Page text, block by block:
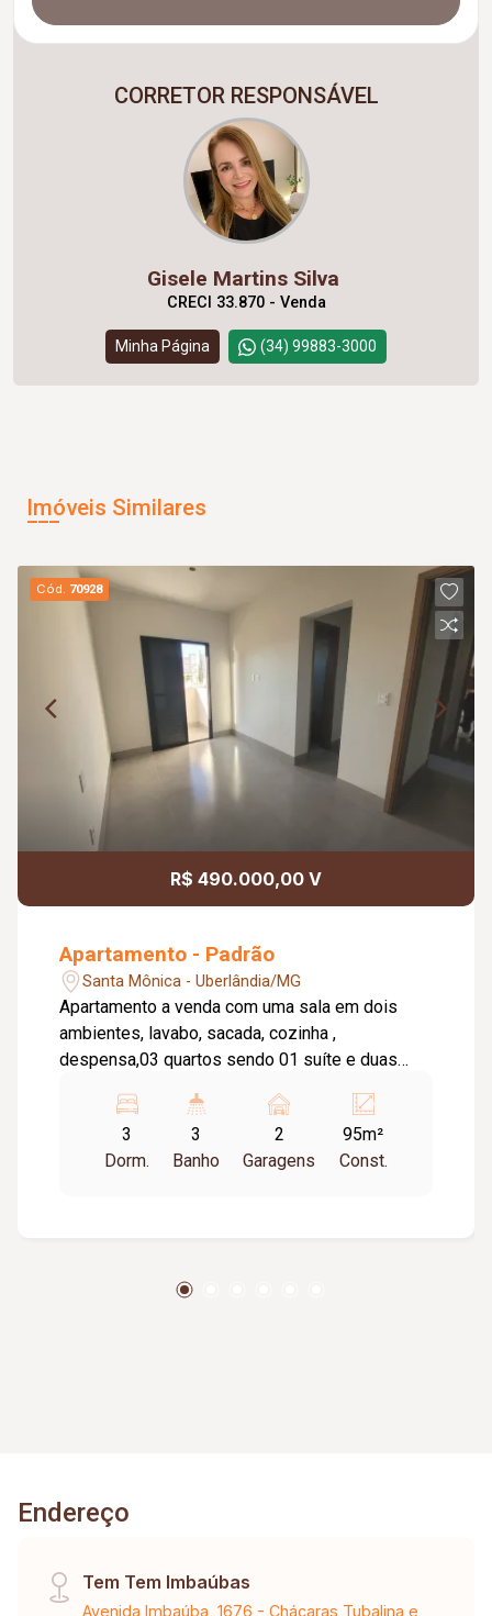
CORRETOR RESPONSÁVEL
Gisele Martins Silva
CRECI 33.870 - Venda
Minha Página (34) 99883-3000
Imóveis Similares
Cód. 70928
R$ 490.000,00 V
Apartamento - Padrão
Santa Mônica - Uberlândia/MG
Apartamento a venda com uma sala em dois
ambientes, lavabo, sacada, cozinha ,
despensa,03 quartos sendo 01 suíte e duas
3
Dorm.
3
Banho
2
Garagens
95m²
Const.
Endereço
Tem Tem Imbaúbas
Avenida Imbaúba, 1676 - Chácaras Tubalina e